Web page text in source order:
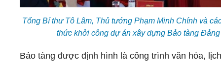
Tổng Bí thư Tô Lâm, Thủ tướng Phạm Minh Chính và
thức khởi công dự án xây dựng Bảo tàng
Bảo tàng được định hình là công trình văn hóa,